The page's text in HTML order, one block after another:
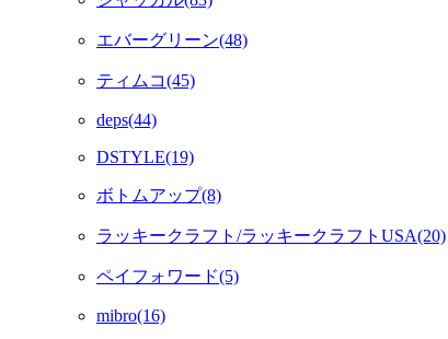
エバーグリーン(48)
ティムコ(45)
deps(44)
DSTYLE(19)
ボトムアップ(8)
ラッキークラフト/ラッキークラフトUSA(20)
ペイフォワード(5)
mibro(16)